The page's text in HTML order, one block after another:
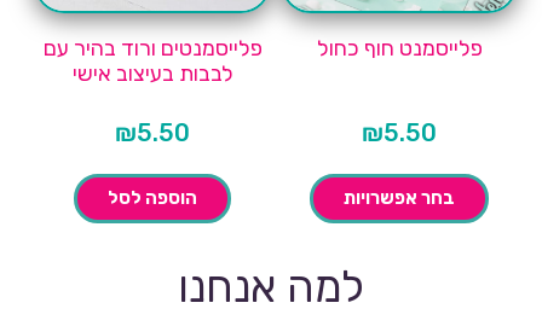
פלייסמנט חוף כחול
₪5.50
בחר אפשרויות
פלייסמנטים ורוד בהיר עם
לבבות בעיצוב אישי
₪5.50
הוספה לסל
למה אנחנו